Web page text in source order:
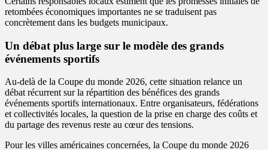
retombées économiques importantes ne se traduisent pas
concrètement dans les budgets municipaux.
Un débat plus large sur le modèle des grands
événements sportifs
Au-delà de la Coupe du monde 2026, cette situation relance un
débat récurrent sur la répartition des bénéfices des grands
événements sportifs internationaux. Entre organisateurs, fédérations
et collectivités locales, la question de la prise en charge des coûts et
du partage des revenus reste au cœur des tensions.
Pour les villes américaines concernées, la Coupe du monde 2026